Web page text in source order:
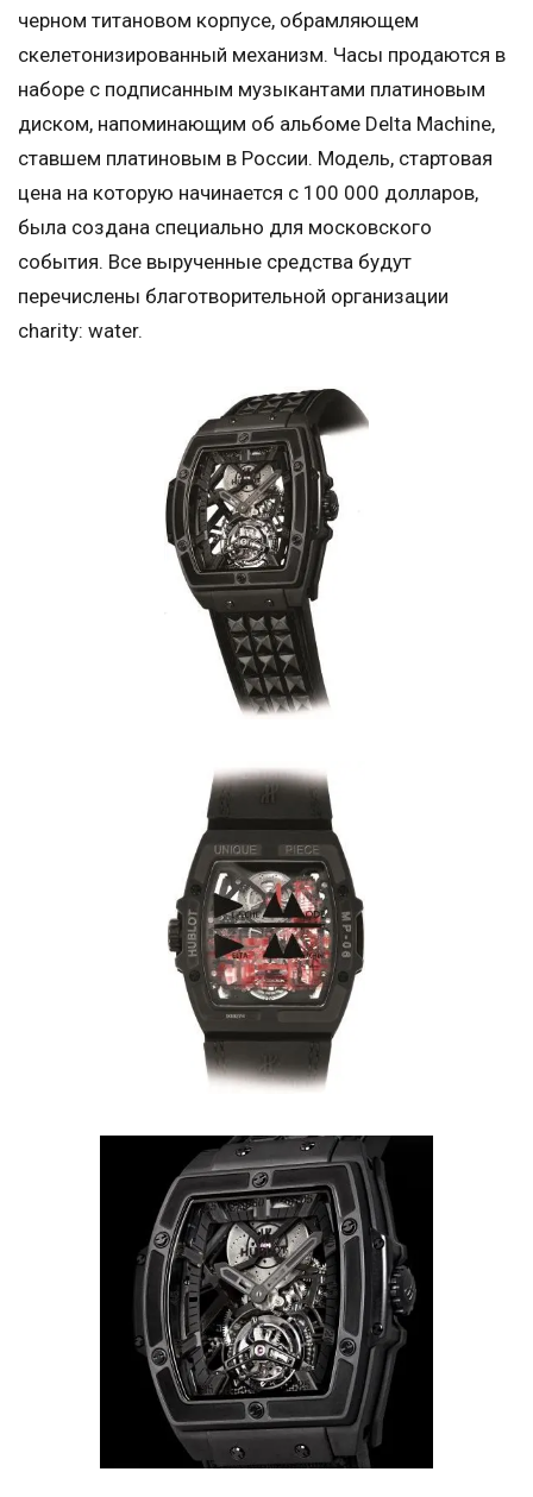
черном титановом корпусе, обрамляющем
скелетонизированный механизм. Часы продаются в
наборе с подписанным музыкантами платиновым
диском, напоминающим об альбоме Delta Machine,
ставшем платиновым в России. Модель, стартовая
цена на которую начинается с 100 000 долларов,
была создана специально для московского
события. Все вырученные средства будут
перечислены благотворительной организации
charity: water.